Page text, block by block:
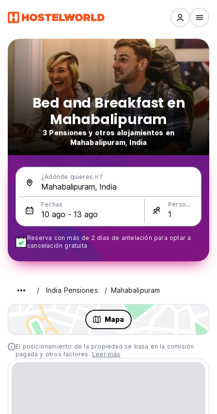
Bed and Breakfast en
Mahabalipuram
3 Pensiones y otros alojamientos en
Mahabalipuram, India
¿Adónde quieres ir?
Fechas Personas
Reserva con más de 2 días de antelación para optar a
cancelación gratuita
India Pensiones Mahabalipuram
Mapa
El posicionamiento de la propiedad se basa en la comisión
pagada y otros factores. Leer más